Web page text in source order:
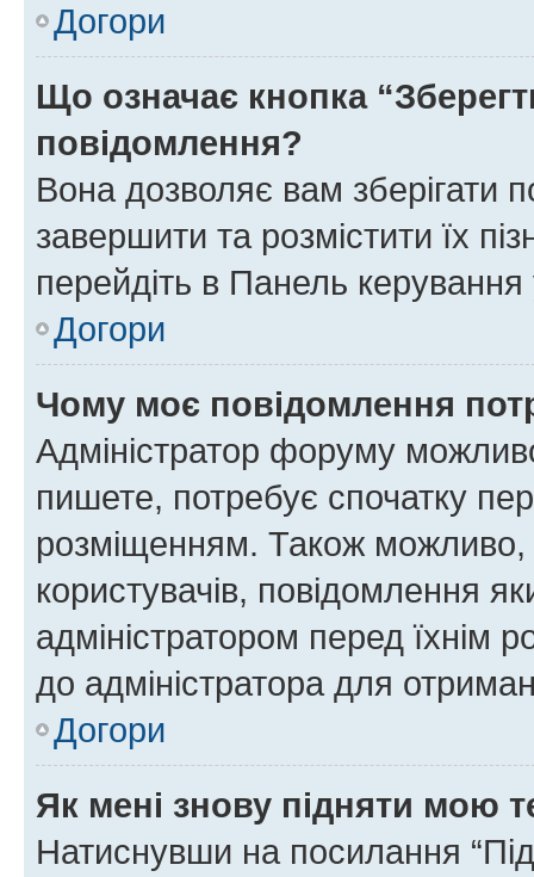
Догори
Що означає кнопка
повідомлення?
Вона дозволяє вам зберігати
завершити та розмістити їх
перейдіть в Панель керування
Догори
Чому моє повідомлення
Адміністратор форуму
пишете, потребує спочатку
розміщенням. Також можливо,
користувачів, повідомлення
адміністратором перед їхнім
до адміністратора для
Догори
Як мені знову підняти мою
Натиснувши на посилання